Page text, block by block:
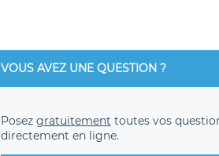
VOUS AVEZ UNE QUESTION ?
Posez gratuitement toutes vos
directement en ligne.